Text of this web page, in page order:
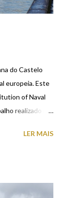
do Castelo
europeia. Este
of Naval
realizado na
do Porto Santo.
em março de
LER MAIS